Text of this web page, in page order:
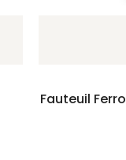
Fauteuil Ferro